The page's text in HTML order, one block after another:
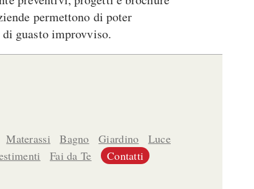
permettono di poter
guasto improvviso.
Materassi Bagno Giardino
Luce
Fai da Te Contatti